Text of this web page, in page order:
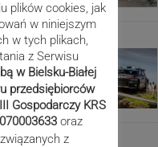
plików cookies, jak
w niniejszym
w tych plikach,
z Serwisu
w Bielsku-Białej
przedsiębiorców
Gospodarczy KRS
oraz
z